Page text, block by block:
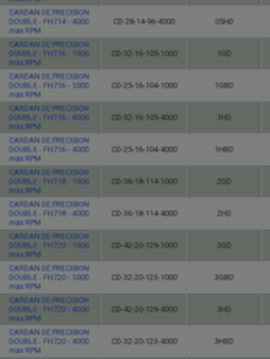
CARDAN DE PRECISION
DOUBLE - FH714 - 4000
max RPM
CD-28-14-96-4000 05HD
CARDAN DE PRECISION
DOUBLE - FH716 - 1000
max RPM
CD-32-16-105-1000 1GD
CARDAN DE PRECISION
DOUBLE - FH716 - 1000
max RPM
CD-25-16-104-1000 1GBD
CARDAN DE PRECISION
DOUBLE - FH716 - 4000
max RPM
CD-32-16-105-4000 1HD
CARDAN DE PRECISION
DOUBLE - FH716 - 4000
max RPM
CD-25-16-104-4000 1HBD
CARDAN DE PRECISION
DOUBLE - FH718 - 1000
max RPM
CD-36-18-114-1000 2GD
CARDAN DE PRECISION
DOUBLE - FH718 - 4000
max RPM
CD-36-18-114-4000 2HD
CARDAN DE PRECISION
DOUBLE - FH720 - 1000
max RPM
CD-42-20-129-1000 3GD
CARDAN DE PRECISION
DOUBLE - FH720 - 1000
max RPM
CD-32-20-123-1000 3GBD
CARDAN DE PRECISION
DOUBLE - FH720 - 4000
max RPM
CD-42-20-129-4000 3HD
CARDAN DE PRECISION
DOUBLE - FH720 - 4000
max RPM
CD-32-20-123-4000 3HBD